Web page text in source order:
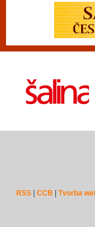
RSS |CCB |Tvorba